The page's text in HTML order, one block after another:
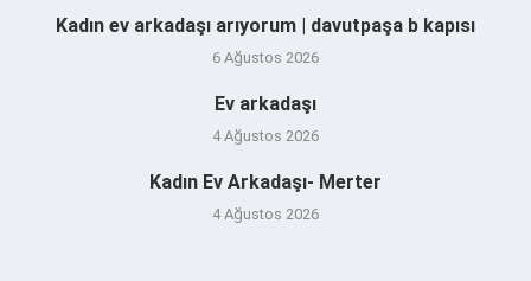
Kadın ev arkadaşı arıyorum | davutpaşa b kapısı
6 Ağustos 2026
Ev arkadaşı
4 Ağustos 2026
Kadın Ev Arkadaşı- Merter
4 Ağustos 2026